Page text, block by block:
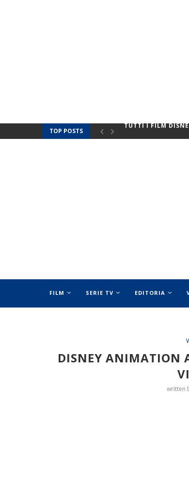
TOP POSTS
FILM SERIE TV EDITORIA
DISNEY ANIMATION
written